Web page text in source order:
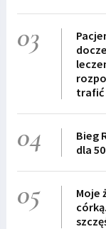
03
trafić
04
Bieg
dla
05
Moje